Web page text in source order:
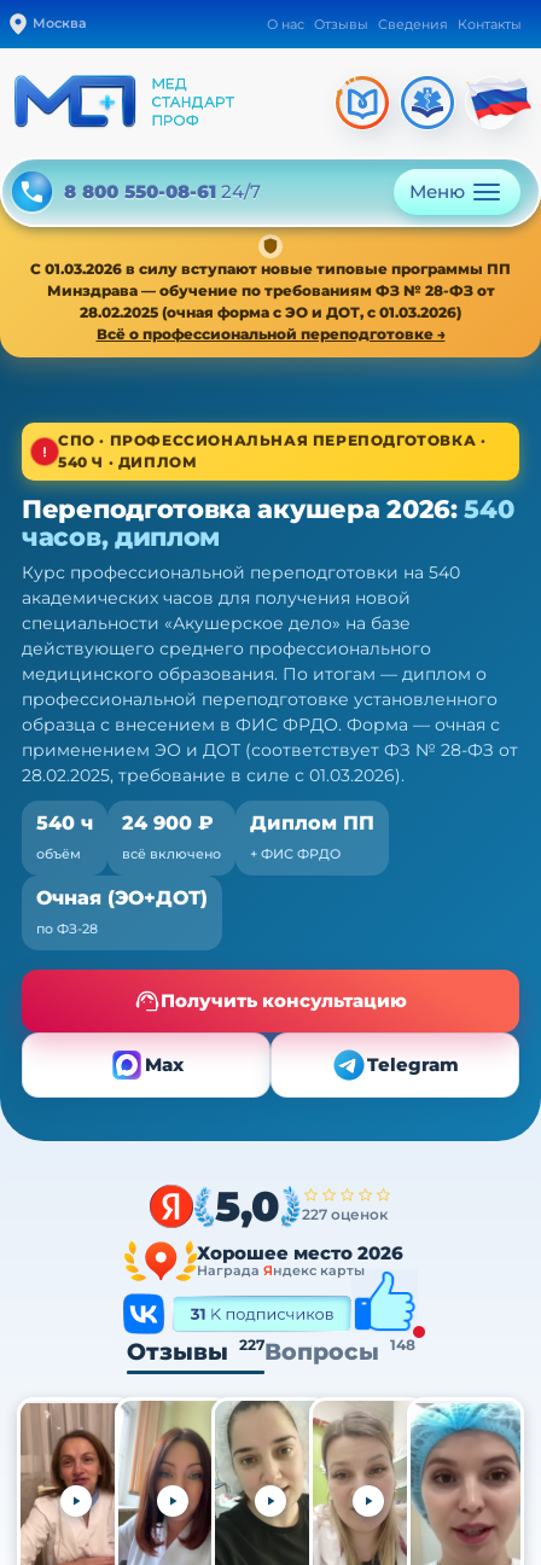
Москва О нас Отзывы Сведения Контакты
8 800 550-08-61 24/7 Меню
С 01.03.2026 в силу вступают новые типовые программы ПП
Минздрава — обучение по требованиям ФЗ № 28-ФЗ от
28.02.2025 (очная форма с ЭО и ДОТ, с 01.03.2026)
Всё о профессиональной переподготовке →
СПО · новая типовая программа ПП с 01.03.2026
Переподготовка акушера — ПП,
540 ч
Диплом о профессиональной переподготовке.
Очная форма с ЭО и ДОТ, без отрыва от работы
СПО · ПРОФЕССИОНАЛЬНАЯ ПЕРЕПОДГОТОВКА ·
540 Ч · ДИПЛОМ
Переподготовка акушера 2026:540
часов, диплом
Курс профессиональной переподготовки на 540
академических часов для получения новой
специальности «Акушерское дело» на базе
действующего среднего профессионального
медицинского образования. По итогам — диплом о
профессиональной переподготовке установленного
образца с внесением в ФИС ФРДО. Форма — очная с
применением ЭО и ДОТ (соответствует ФЗ № 28-ФЗ от
28.02.2025, требование в силе с 01.03.2026).
540 ч
объём
24 900 ₽
всё включено
Диплом ПП
+ ФИС ФРДО
Очная (ЭО+ДОТ)
по ФЗ-28
Получить консультацию
Max Telegram
5,0 227 оценок
Хорошее место 2026
Награда Яндекс карты
Отзывы 227Вопросы 148